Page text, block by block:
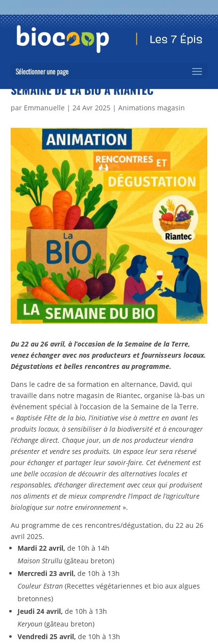
Sélectionner une page
SEMAINE DE LA BIO À RIANTEC
par Emmanuelle |24 Avr 2025 |Animations magasin
Du 22 au 26 avril, à l’occasion de la Semaine de la Terre,
venez échanger avec nos producteurs et fournisseurs locaux.
Dégustations et belles rencontres au programme.
Dans le cadre de sa formation en alternance, David, qui
travaille dans notre magasin de Riantec, organise là-bas un
événement spécial à l’occasion de la Semaine de la Terre.
« Baptisée Fête de la bio, l’initiative vise à mettre en avant les
produits locaux, à sensibiliser à la biodiversité et à encourager
l’échange direct. Chaque jour, un de nos producteur viendra
présenter et vendre ses produits. Un espace leur sera réservé
pour échanger et partager leur savoir-faire. Cet événement est
une belle occasion de découvrir des alternatives locales et
responsables, d’échanger directement avec ceux qui produisent
nos aliments et de mieux comprendre l’impact de l’agriculture
biologique sur notre environnement ».
Au programme de ces rencontres/dégustation, du 22 au 26
avril 2025.
Mardi 22 avril,de 10h à 14h
Maison Strullu (gâteau breton)
Mercredi 23 avril,de 10h à 13h
Couleur Estran (Recettes végétariennes et bio aux algues
bretonnes)
Jeudi 24 avril,de 10h à 13h
Keryoun(gâteau breton)
Vendredi 25 avril,de 10h à 13h